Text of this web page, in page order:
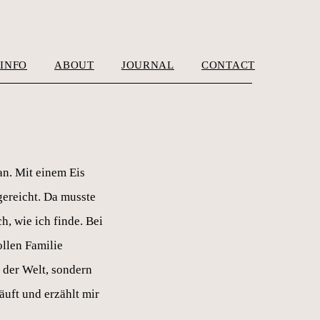
INFO ABOUT JOURNAL CONTACT
Mit einem Eis
Da musste
wie ich finde. Bei
Familie
Welt, sondern
und erzählt mir